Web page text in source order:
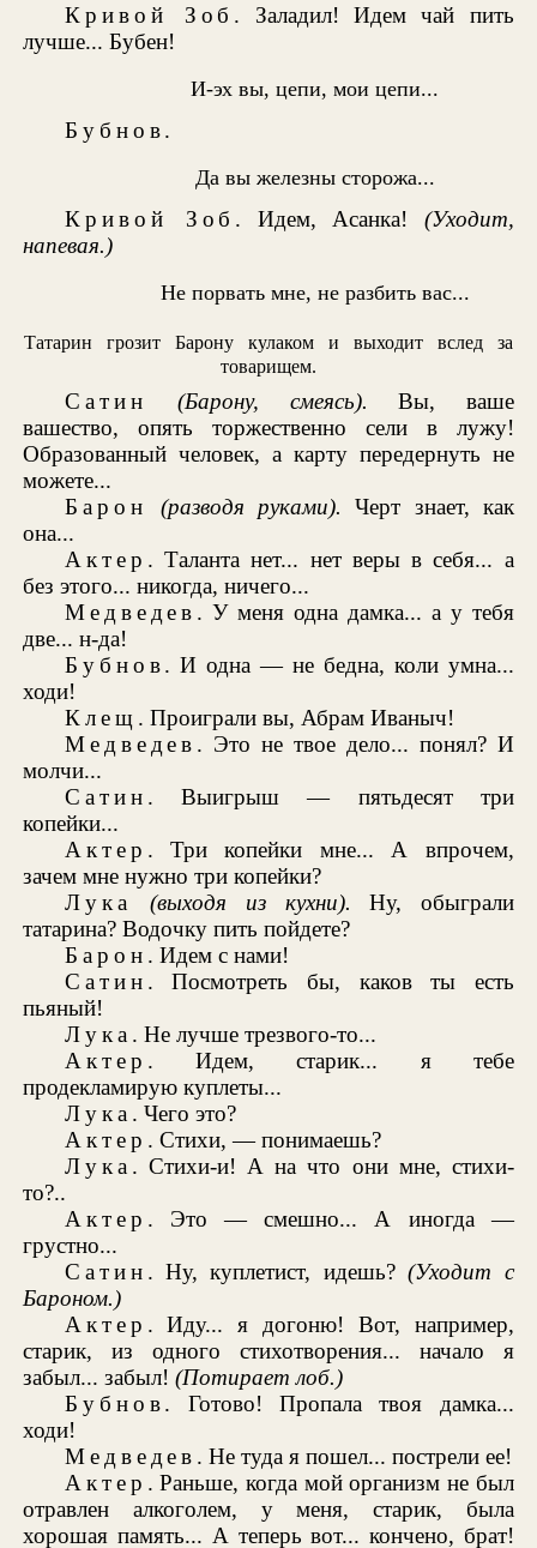
Кривой Зоб . Заладил! Идем чай пить
лучше... Бубен!
И-эх вы, цепи, мои цепи...
Бубнов.
Да вы железны сторожа...
Кривой Зоб . Идем, Асанка! (Уходит,
напевая.)
Не порвать мне, не разбить вас...
Татарин грозит Барону кулаком и выходит вслед за
товарищем.
Сатин (Барону, смеясь). Вы, ваше
вашество, опять торжественно сели в лужу!
Образованный человек, а карту передернуть не
можете...
Барон
(разводя руками). Черт знает, как
она...
Актер . Таланта нет... нет веры в себя... а
без этого... никогда, ничего...
Медведев . У меня одна дамка... а у тебя
две... н-да!
Бубнов. И одна — не бедна, коли умна...
ходи!
Клещ . Проиграли вы, Абрам Иваныч!
Медведев . Это не твое дело... понял? И
молчи...
Сатин . Выигрыш — пятьдесят три
копейки...
Актер . Три копейки мне... А впрочем,
зачем мне нужно три копейки?
Лука
(выходя из кухни). Ну, обыграли
татарина? Водочку пить пойдете?
Барон . Идем с нами!
Сатин . Посмотреть бы, каков ты есть
пьяный!
Лука . Не лучше трезвого-то...
Актер . Идем, старик... я тебе
продекламирую куплеты...
Лука . Чего это?
Актер . Стихи, — понимаешь?
Лука . Стихи-и! А на что они мне, стихи-
то?..
Актер . Это — смешно... А иногда —
грустно...
Сатин . Ну, куплетист, идешь?(Уходит с
Бароном.)
Актер . Иду... я догоню! Вот, например,
старик, из одного стихотворения... начало я
забыл... забыл!(Потирает лоб.)
Бубнов. Готово! Пропала твоя дамка...
ходи!
Медведев . Не туда я пошел... пострели ее!
Актер . Раньше, когда мой организм не был
отравлен алкоголем, у меня, старик, была
хорошая память... А теперь вот... кончено, брат!